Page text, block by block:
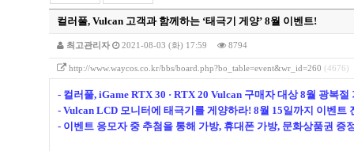
컬러풀, Vulcan 고객과 함께하는 ‘태극기 게양’ 8월 이벤트!
최고관리자 2021-08-03 (화) 17:59 8794
http://www.waycos.co.kr/bbs/board.php?bo_table=event&wr_id=260 (4676)
- 컬러풀, iGame RTX 30 · RTX 20 Vulcan 구매자 대상 8월 광복절
- Vulcan LCD 모니터에 태극기를 게양하라! 8월 15일까지 이벤트
- 이벤트 응모자 중 추첨을 통해 가방, 휴대폰 가방, 문화상품권 증